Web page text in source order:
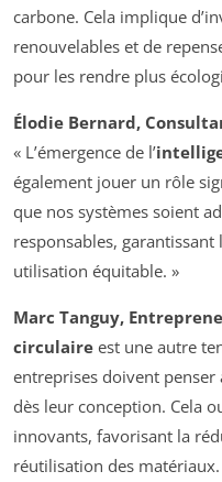
carbone. Cela implique
renouvelables et de
pour les rendre plus
Élodie Bernard,
« L’émergence de l’
également jouer un rôle
que nos systèmes soient
responsables,
utilisation équitable. »
Marc Tanguy,
circulaire est une autre
entreprises doivent
dès leur conception. Cela
innovants, favorisant la
réutilisation des matériaux.